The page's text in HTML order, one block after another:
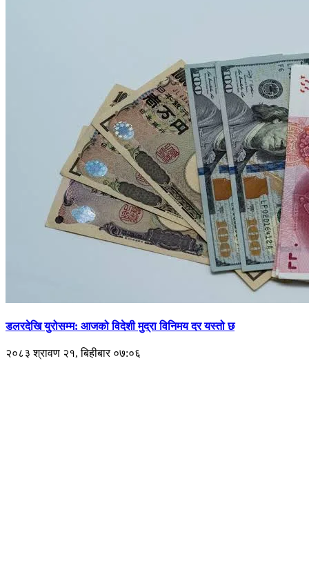
डलरदेखि युरोसम्म: आजको विदेशी मुद्रा विनिमय दर यस्तो छ
२०८३ श्रावण २१, बिहीबार ०७:०६